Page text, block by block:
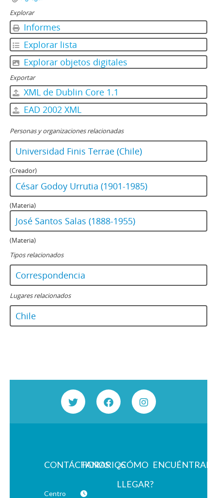
Explorar
Informes
Explorar lista
Explorar objetos digitales
Exportar
XML de Dublin Core 1.1
EAD 2002 XML
Personas y organizaciones relacionadas
Universidad Finis Terrae (Chile)
(Creador)
César Godoy Urrutia (1901-1985)
(Materia)
José Santos Salas (1888-1955)
(Materia)
Tipos relacionados
Correspondencia
Lugares relacionados
Chile
CONTÁCTANOS
Centro
HORARIOS¿CÓMO
LLEGAR?